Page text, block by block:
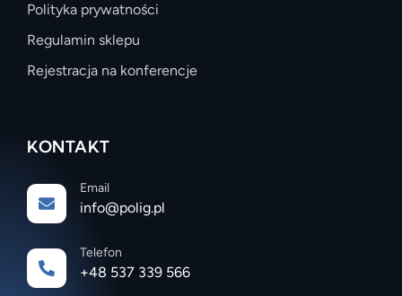
Polityka prywatności
Regulamin sklepu
Rejestracja na konferencje
KONTAKT
Email
info@polig.pl
Telefon
+48 537 339 566